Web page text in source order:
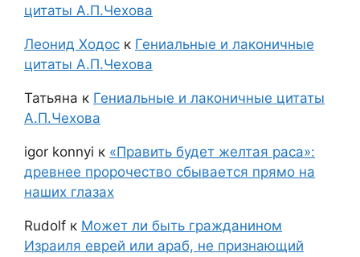
цитаты А.П.Чехова
Леонид Ходос к Гениальные и лаконичные
цитаты А.П.Чехова
Татьяна к Гениальные и лаконичные цитаты
А.П.Чехова
igor konnyi к «Править будет желтая раса»:
древнее пророчество сбывается прямо на
наших глазах
Rudolf к Может ли быть гражданином
Израиля еврей или араб, не признающий